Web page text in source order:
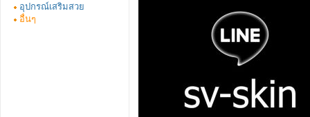
อุปกรณ์เสริมสวย
อื่นๆ